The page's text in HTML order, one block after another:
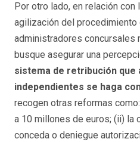
Por otro lado, en relación
agilización del
administradores concursales
busque asegurar una
sistema de retribución que
independientes se haga
recogen otras reformas
a 10 millones de euros; (ii) la
conceda o deniegue